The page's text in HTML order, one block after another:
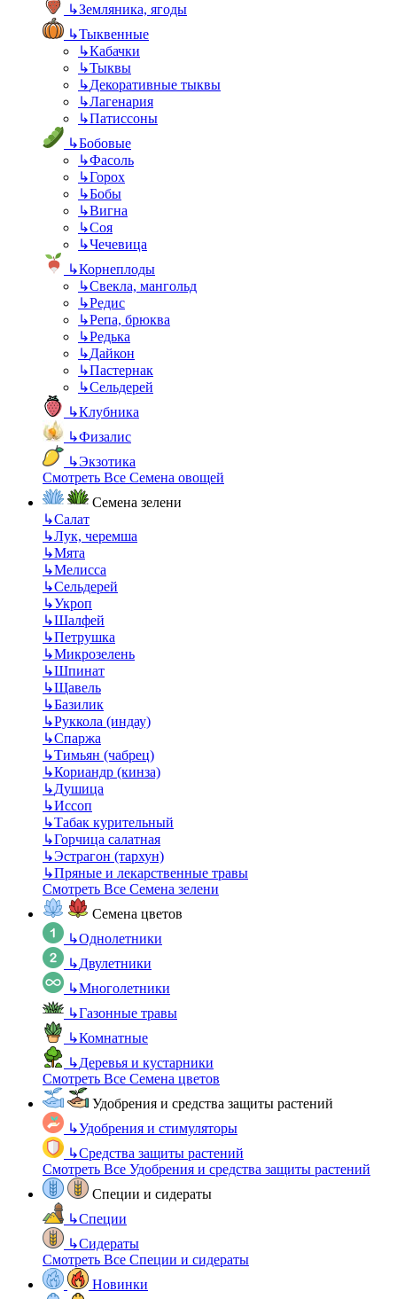
↳Земляника, ягоды
↳Тыквенные
↳Кабачки
↳Тыквы
↳Декоративные тыквы
↳Лагенария
↳Патиссоны
↳Бобовые
↳Фасоль
↳Горох
↳Бобы
↳Вигна
↳Соя
↳Чечевица
↳Корнеплоды
↳Свекла, мангольд
↳Редис
↳Репа, брюква
↳Редька
↳Дайкон
↳Пастернак
↳Сельдерей
↳Клубника
↳Физалис
↳Экзотика
Смотреть Все Семена овощей
Семена зелени
↳Салат
↳Лук, черемша
↳Мята
↳Мелисса
↳Сельдерей
↳Укроп
↳Шалфей
↳Петрушка
↳Микрозелень
↳Шпинат
↳Щавель
↳Базилик
↳Руккола (индау)
↳Спаржа
↳Тимьян (чабрец)
↳Кориандр (кинза)
↳Душица
↳Иссоп
↳Табак курительный
↳Горчица салатная
↳Эстрагон (тархун)
↳Пряные и лекарственные травы
Смотреть Все Семена зелени
Семена цветов
↳Однолетники
↳Двулетники
↳Многолетники
↳Газонные травы
↳Комнатные
↳Деревья и кустарники
Смотреть Все Семена цветов
Удобрения и средства защиты растений
↳Удобрения и стимуляторы
↳Средства защиты растений
Смотреть Все Удобрения и средства защиты растений
Специи и сидераты
↳Специи
↳Сидераты
Смотреть Все Специи и сидераты
Новинки